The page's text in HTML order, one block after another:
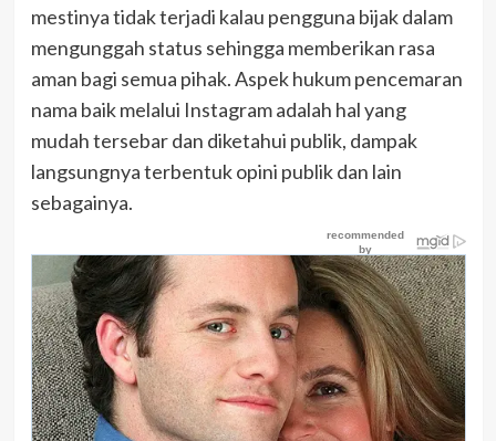
mestinya tidak terjadi kalau pengguna bijak dalam
mengunggah status sehingga memberikan rasa
aman bagi semua pihak. Aspek hukum pencemaran
nama baik melalui Instagram adalah hal yang
mudah tersebar dan diketahui publik, dampak
langsungnya terbentuk opini publik dan lain
sebagainya.